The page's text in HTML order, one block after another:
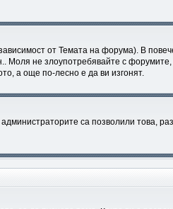
от Темата на форума). В
не злоупотребявайте с
а още по-лесно е да ви изгонят.
са позволили това,